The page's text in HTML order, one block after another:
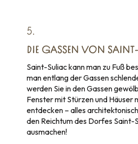
5.
DIE GASSEN VON
Saint-Suliac kann man zu Fuß
man entlang der Gassen
werden Sie in den Gassen
Fenster mit Stürzen und Häuser
entdecken – alles
den Reichtum des Dorfes Saint-
ausmachen!